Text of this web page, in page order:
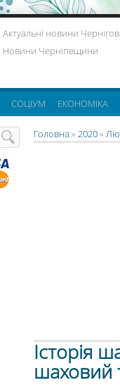
Актуальні новини
Новини Чернігівщини
СОЦІУМ ЕКОНОМІКА
Головна » 2020»
Історія
шаховий